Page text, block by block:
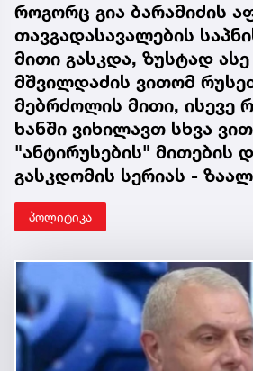
როგორც გია ბარამიძის
თავგადასავალების
მითი გასკდა, ზუსტად ასე
მშვილდაძის ვითომ
მებრძოლის მითი, ისევე
ხანში ვიხილავთ სხვა
"ანტირუსების" მითების
გასკდომის სერიას -
პოლიტიკა